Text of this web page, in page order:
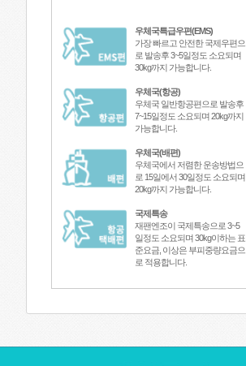
우체국특급우편(EMS)
가장 빠르고 안전한 국제우편으
로 발송후 3~5일정도 소요되며
30kg까지 가능합니다.
우체국(항공)
우체국 일반항공편으로 발송후
7~15일정도 소요되며 20kg까지
가능합니다.
우체국(배편)
우체국에서 저렴한 운송방법으
로 15일에서 30일정도 소요되며
20kg까지 가능합니다.
국제특송
재팬엔조이 국제특송으로 3~5
일정도 소요되며 30kg이하는 표
준요금, 이상은 부피중량요금으
로 적용합니다.